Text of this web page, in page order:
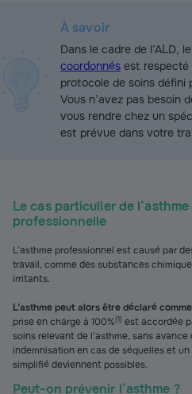
À savoir
Dans le cadre de l’ALD, le
coordonnés est respecté
protocole de soins défini
Vous n’avez pas besoin
vous rendre chez un
est prévue dans votre
Le cas particulier de
professionnelle
L’asthme professionnel est causé par
travail, comme des substances
irritants.
L’asthme peut alors être déclaré
prise en charge à 100%(1) est accordée
soins relevant de l’asthme, sans
indemnisation en cas de séquelles et
simplifié deviennent possibles.
Peut-on prévenir l’asthme ?